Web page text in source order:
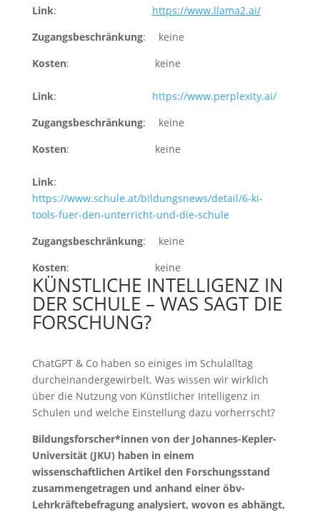
Link: https://www.llama2.ai/
Zugangsbeschränkung: keine
Kosten: keine
Link: https://www.perplexity.ai/
Zugangsbeschränkung: keine
Kosten: keine
Link:
https://www.schule.at/bildungsnews/detail/6-ki-
tools-fuer-den-unterricht-und-die-schule
Zugangsbeschränkung: keine
Kosten: keine
KÜNSTLICHE INTELLIGENZ IN
DER SCHULE – WAS SAGT DIE
FORSCHUNG?
ChatGPT & Co haben so einiges im Schulalltag
durcheinandergewirbelt. Was wissen wir wirklich
über die Nutzung von Künstlicher Intelligenz in
Schulen und welche Einstellung dazu vorherrscht?
Bildungsforscher*innen von der Johannes-Kepler-
Universität (JKU) haben in einem
wissenschaftlichen Artikel den Forschungsstand
zusammengetragen und anhand einer öbv-
Lehrkräftebefragung analysiert, wovon es abhängt,